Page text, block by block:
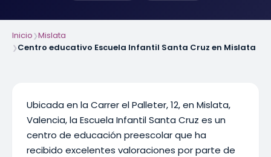
Inicio❯Mislata
❯Centro educativo Escuela Infantil Santa Cruz en Mislata
Ubicada en la Carrer el Palleter, 12, en Mislata,
Valencia, la Escuela Infantil Santa Cruz es un
centro de educación preescolar que ha
recibido excelentes valoraciones por parte de